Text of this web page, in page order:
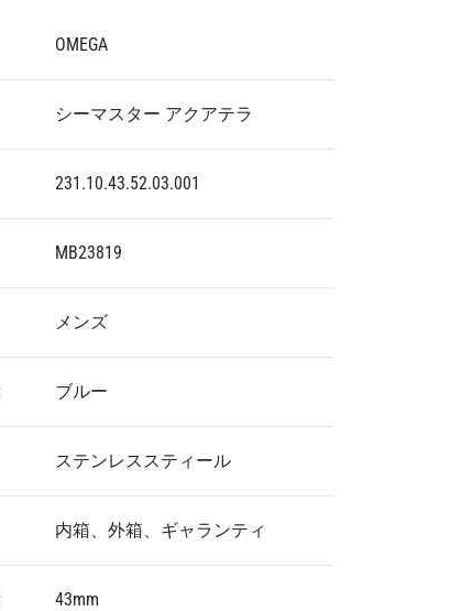
OMEGA
シーマスター アクアテラ
231.10.43.52.03.001
MB23819
メンズ
ブルー
ステンレススティール
内箱、外箱、ギャランティ
43mm